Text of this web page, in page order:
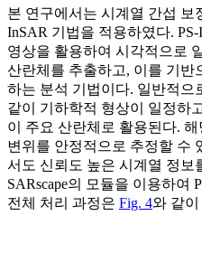
본 연구에서는 시계열 간섭 보
InSAR 기법을 적용하였다.
영상을 활용하여 시각적으로
산란체를 추출하고, 이를 기반
하는 분석 기법이다. 일반적으
같이 기하학적 형상이 일정하
이 주요 산란체로 활용된다.
변위를 안정적으로 추정할 수
서도 신뢰도 높은 시계열 정
SARscape의 모듈을 이용하여
전체 처리 과정은 Fig. 4와 같